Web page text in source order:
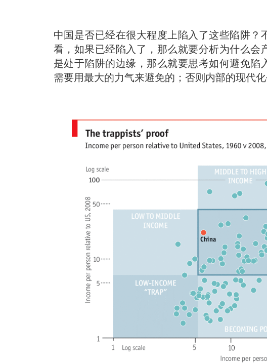
中国是否已经在很大程度上陷入了这些陷阱
看，如果已经陷入了，那么就要分析为什么
是处于陷阱的边缘，那么就要思考如何避免
需要用最大的力气来避免的；否则内部的现代化